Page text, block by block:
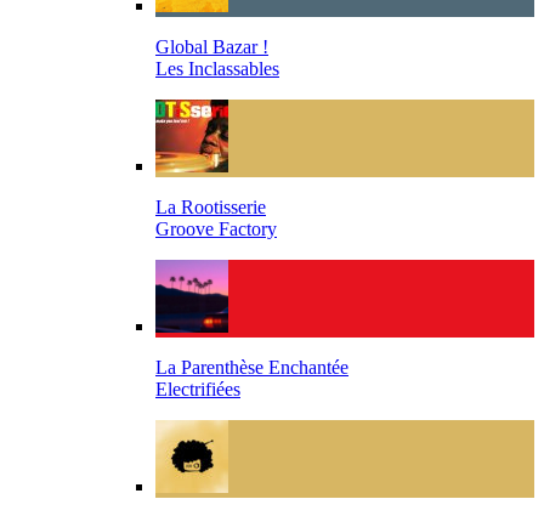
Global Bazar !
Les Inclassables
La Rootisserie
Groove Factory
La Parenthèse Enchantée
Electrifiées